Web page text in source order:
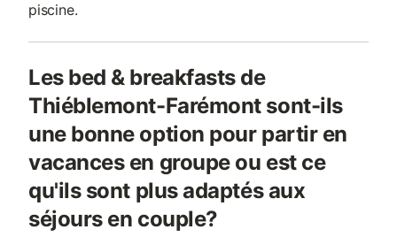
piscine.
Les bed & breakfasts de
Thiéblemont-Farémont sont-ils
une bonne option pour partir en
vacances en groupe ou est ce
qu'ils sont plus adaptés aux
séjours en couple?